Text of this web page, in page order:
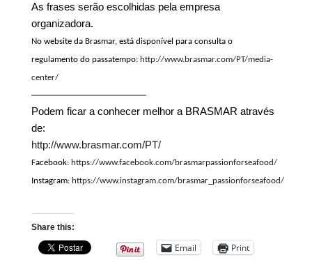
As frases serão escolhidas pela empresa
organizadora.
No website da Brasmar, está disponível para consulta o
regulamento do passatempo: http://www.brasmar.com/PT/media-
center/
———————————
Podem ficar a conhecer melhor a BRASMAR através
de:
http://www.brasmar.com/PT/
Facebook: https://www.facebook.com/brasmarpassionforseafood/
Instagram: https://www.instagram.com/brasmar_passionforseafood/
Share this:
Email Print